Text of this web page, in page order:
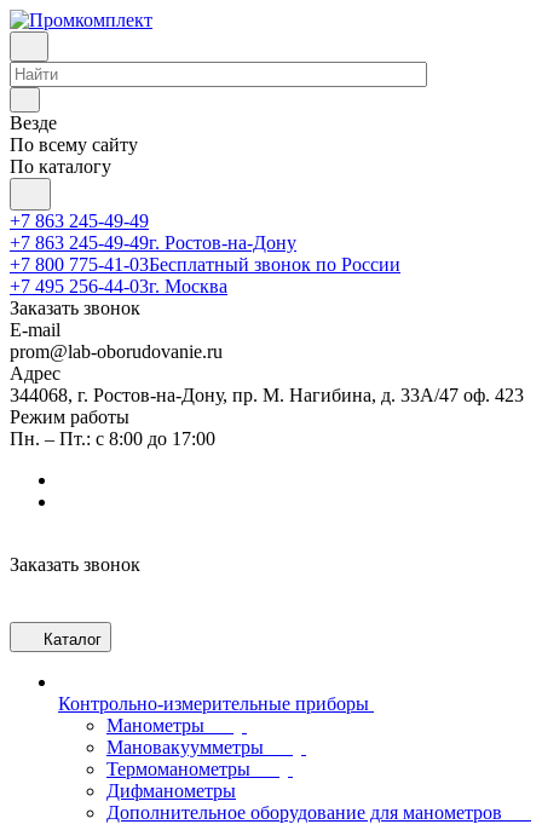
Везде
По всему сайту
По каталогу
+7 863 245-49-49
+7 863 245-49-49г. Ростов-на-Дону
+7 800 775-41-03Бесплатный звонок по России
+7 495 256-44-03г. Москва
Заказать звонок
E-mail
prom@lab-oborudovanie.ru
Адрес
344068, г. Ростов-на-Дону, пр. М. Нагибина, д. 33А/47 оф. 423
Режим работы
Пн. – Пт.: с 8:00 до 17:00
Заказать звонок
Каталог
Контрольно-измерительные приборы
Манометры
Мановакуумметры
Термоманометры
Дифманометры
Дополнительное оборудование для манометров